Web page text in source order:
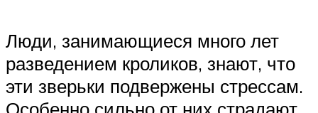
Люди, занимающиеся много лет
разведением кроликов, знают, что
эти зверьки подвержены стрессам.